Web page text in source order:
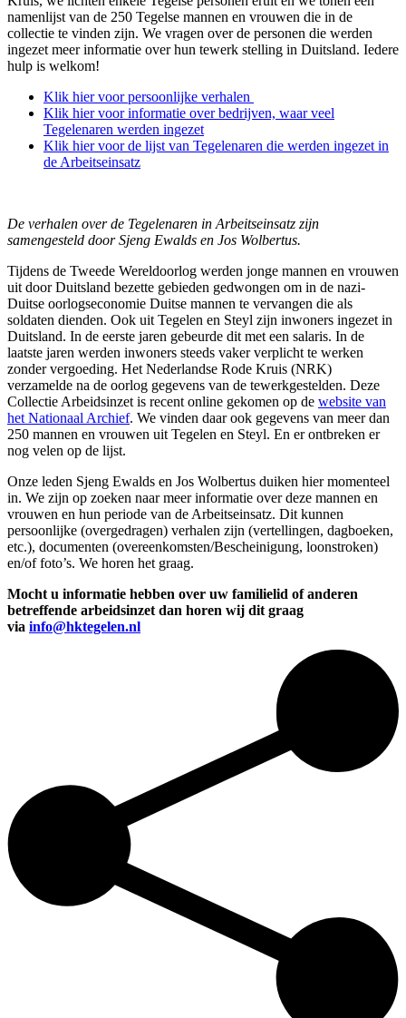
namenlijst van de 250 Tegelse mannen en vrouwen die in de
collectie te vinden zijn. We vragen over de personen die werden
ingezet meer informatie over hun tewerk stelling in Duitsland. Iedere
hulp is welkom!
Klik hier voor persoonlijke verhalen
Klik hier voor informatie over bedrijven, waar veel
Tegelenaren werden ingezet
Klik hier voor de lijst van Tegelenaren die werden ingezet in
de Arbeitseinsatz
De verhalen over de Tegelenaren in Arbeitseinsatz zijn
samengesteld door Sjeng Ewalds en Jos Wolbertus.
Tijdens de Tweede Wereldoorlog werden jonge mannen en vrouwen
uit door Duitsland bezette gebieden gedwongen om in de nazi-
Duitse oorlogseconomie Duitse mannen te vervangen die als
soldaten dienden. Ook uit Tegelen en Steyl zijn inwoners ingezet in
Duitsland. In de eerste jaren gebeurde dit met een salaris. In de
laatste jaren werden inwoners steeds vaker verplicht te werken
zonder vergoeding. Het Nederlandse Rode Kruis (NRK)
verzamelde na de oorlog gegevens van de tewerkgestelden. Deze
Collectie Arbeidsinzet is recent online gekomen op de website van
het Nationaal Archief. We vinden daar ook gegevens van meer dan
250 mannen en vrouwen uit Tegelen en Steyl. En er ontbreken er
nog velen op de lijst.
Onze leden Sjeng Ewalds en Jos Wolbertus duiken hier momenteel
in. We zijn op zoeken naar meer informatie over deze mannen en
vrouwen en hun periode van de Arbeitseinsatz. Dit kunnen
persoonlijke (overgedragen) verhalen zijn (vertellingen, dagboeken,
etc.), documenten (overeenkomsten/Bescheinigung, loonstroken)
en/of foto’s. We horen het graag.
Mocht u informatie hebben over uw familielid of anderen
betreffende arbeidsinzet dan horen wij dit graag
via info@hktegelen.nl